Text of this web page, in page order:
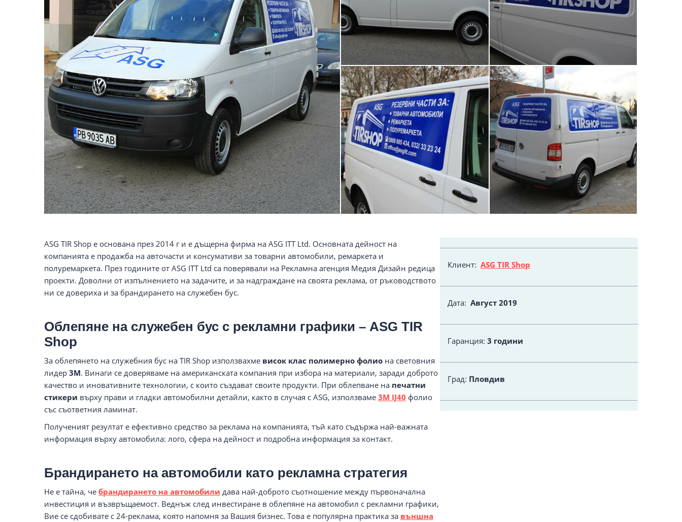
ASG TIR Shop е основана през 2014 г и е дъщерна фирма на ASG ITT Ltd. Основната дейност на
компанията е продажба на авточасти и консумативи за товарни автомобили, ремаркета и
полуремаркета. През годините от ASG ITT Ltd са поверявали на Рекламна агенция Медия Дизайн редица
проекти. Доволни от изпълнението на задачите, и за надграждане на своята реклама, от ръководството
ни се довериха и за брандирането на служебен бус.
Облепяне на служебен бус с рекламни графики – ASG TIR
Shop
За облепянето на служебния бус на TIR Shop използвахме висок клас полимерно фолио на световния
лидер 3M. Винаги се доверяваме на американската компания при избора на материали, заради доброто
качество и иновативните технологии, с които създават своите продукти. При облепване на печатни
стикери върху прави и гладки автомобилни детайли, както в случая с ASG, използваме 3M IJ40 фолио
със съответния ламинат.
Полученият резултат е ефективно средство за реклама на компанията, тъй като съдържа най-важната
информация върху автомобила: лого, сфера на дейност и подробна информация за контакт.
Брандирането на автомобили като рекламна стратегия
Не е тайна, че брандирането на автомобили дава най-доброто съотношение между първоначална
инвестиция и възвръщаемост. Веднъж след инвестиране в облепяне на автомобил с рекламни графики,
Вие се сдобивате с 24-реклама, която напомня за Вашия бизнес. Това е популярна практика за външна
Клиент: ASG TIR Shop
Дата: Август 2019
Гаранция: 3 години
Град: Пловдив